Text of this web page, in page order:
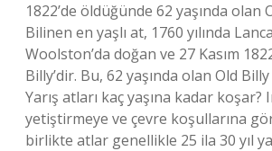
1822’de öldüğünde 62 yaşında olan
Bilinen en yaşlı at, 1760 yılında
Woolston’da doğan ve 27 Kasım
Billy’dir. Bu, 62 yaşında olan Old
Yarış atları kaç yaşına kadar koşar?
yetiştirmeye ve çevre koşullarına
birlikte atlar genellikle 25 ila 30 yıl